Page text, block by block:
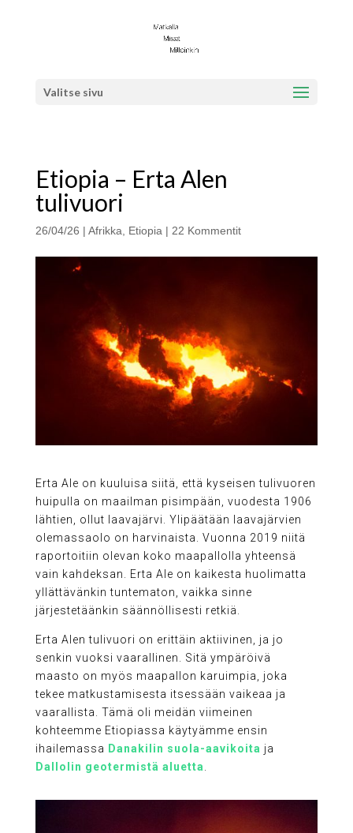
Valitse sivu
Etiopia – Erta Alen
tulivuori
26/04/26 | Afrikka Etiopia | 22 Kommentit
Erta Ale on kuuluisa siitä, että kyseisen tulivuoren
huipulla on maailman pisimpään, vuodesta 1906
lähtien, ollut laavajärvi. Ylipäätään laavajärvien
olemassaolo on harvinaista. Vuonna 2019 niitä
raportoitiin olevan koko maapallolla yhteensä
vain kahdeksan. Erta Ale on kaikesta huolimatta
yllättävänkin tuntematon, vaikka sinne
järjestetäänkin säännöllisesti retkiä.
Erta Alen tulivuori on erittäin aktiivinen, ja jo
senkin vuoksi vaarallinen. Sitä ympäröivä
maasto on myös maapallon karuimpia, joka
tekee matkustamisesta itsessään vaikeaa ja
vaarallista. Tämä oli meidän viimeinen
kohteemme Etiopiassa käytyämme ensin
ihailemassa Danakilin suola-aavikoita ja
Dallolin geotermistä aluetta